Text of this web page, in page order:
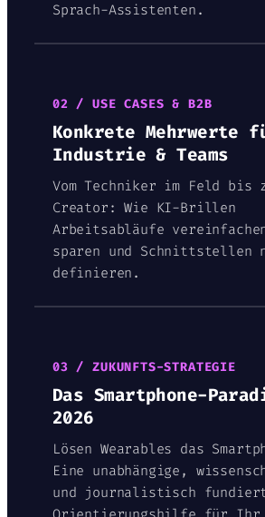
Sprach-Assistenten.
02 / USE CASES & B2B
Konkrete Mehrwerte
Industrie & Teams
Vom Techniker im Feld bis
Creator: Wie KI-Brillen
Arbeitsabläufe
sparen und Schnittstellen
definieren.
03 / ZUKUNFTS-STRATEGIE
Das Smartphone-
2026
Lösen Wearables das
Eine unabhängige,
und journalistisch